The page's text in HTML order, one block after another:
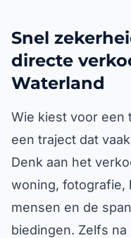
Snel
directe
Waterland
Wie kiest voor een
een traject dat
Denk aan het
woning, fotografie,
mensen en de
biedingen. Zelfs